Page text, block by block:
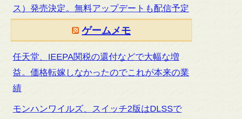
ス）発売決定。無料アップデートも配信予定
ゲームメモ
任天堂、IEEPA関税の還付などで大幅な増
益。価格転嫁しなかったのでこれが本来の業
績
モンハンワイルズ、スイッチ2版はDLSSで